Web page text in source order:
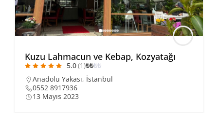
Kuzu Lahmacun ve Kebap, Kozyatağı
5.0(1)₺₺₺₺
Anadolu Yakası, İstanbul
0552 8917936
13 Mayıs 2023